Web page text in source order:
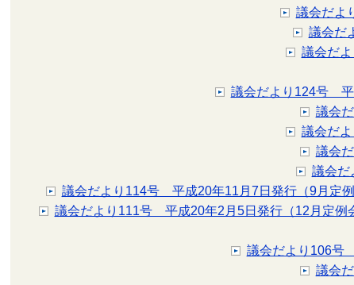
議会だよ
議会だ
議会だ
議会だより124号 平
議会
議会だ
議会
議会だ
議会だより114号 平成20年11月7日発行（9月定例
議会だより111号 平成20年2月5日発行（12月定例
議会だより106号
議会